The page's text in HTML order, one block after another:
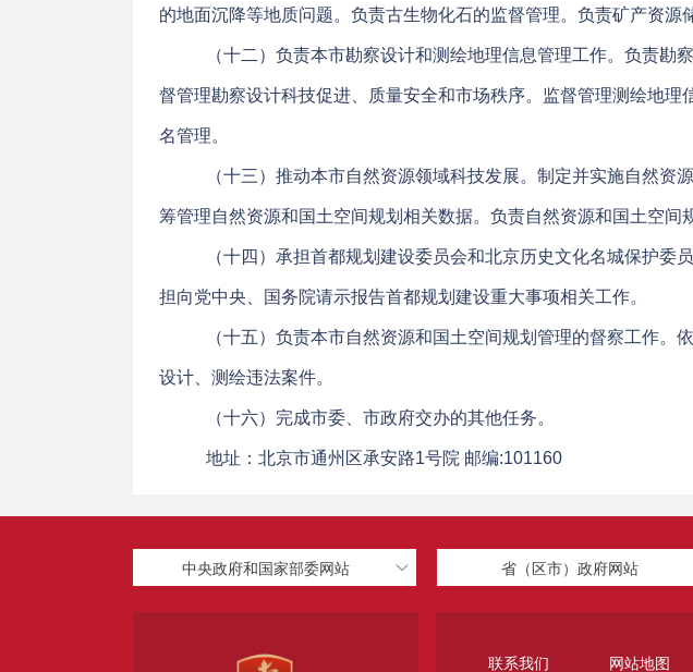
的地面沉降等地质问题。负责古生物化石的监督管理。负责矿产资源
（十二）负责本市勘察设计和测绘地理信息管理工作。负责
督管理勘察设计科技促进、质量安全和市场秩序。监督管理测绘地
名管理。
（十三）推动本市自然资源领域科技发展。制定并实施自然
筹管理自然资源和国土空间规划相关数据。负责自然资源和国土空间
（十四）承担首都规划建设委员会和北京历史文化名城保护
担向党中央、国务院请示报告首都规划建设重大事项相关工作。
（十五）负责本市自然资源和国土空间规划管理的督察工作
设计、测绘违法案件。
（十六）完成市委、市政府交办的其他任务。
地址：北京市通州区承安路1号院 邮编:101160